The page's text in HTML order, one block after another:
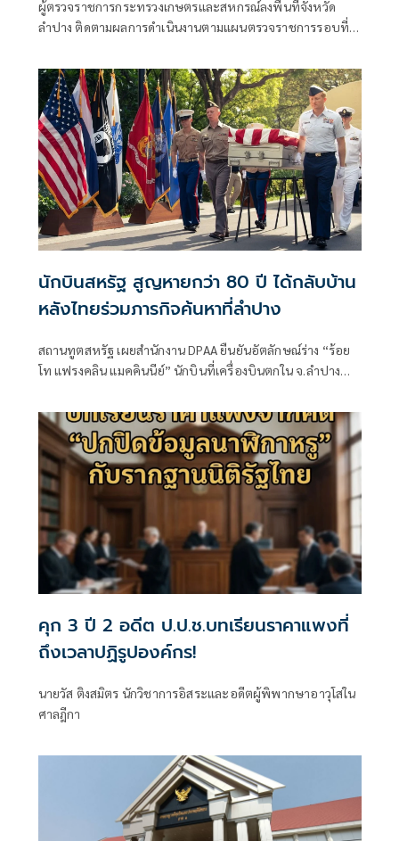
ผู้ตรวจราชการกระทรวงเกษตรและสหกรณ์ลงพื้นที่จังหวัด
ลำปาง ติดตามผลการดำเนินงานตามแผนตรวจราชการรอบที่ 2
นักบินสหรัฐ สูญหายกว่า 80 ปี ได้กลับบ้าน
หลังไทยร่วมภารกิจค้นหาที่ลำปาง
สถานทูตสหรัฐ เผยสำนักงาน DPAA ยืนยันอัตลักษณ์ร่าง “ร้อย
โท แฟรงคลิน แมคคินนีย์” นักบินที่เครื่องบินตกใน จ.ลำปาง
ขอบคุณไทยและทุกฝ่ายที่ร่วมภารกิจค้นหาจนสามารถพากลับ
คืนสู่ครอบครัวได้ในที่สุด
คุก 3 ปี 2 อดีต ป.ป.ช.บทเรียนราคาแพงที่
ถึงเวลาปฏิรูปองค์กร!
นายวัส ติงสมิตร นักวิชาการอิสระและอดีตผู้พิพากษาอาวุโสใน
ศาลฎีกา